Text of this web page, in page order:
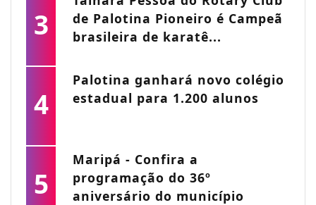
3
de Palotina Pioneiro é Campeã
brasileira de karatê...
4
Palotina ganhará novo colégio
estadual para 1.200 alunos
5
Maripá - Confira a
programação do 36º
aniversário do município